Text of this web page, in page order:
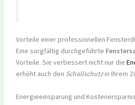
Vorteile einer professionellen
Eine sorgfältig durchgeführte
Vorteile. Sie verbessert nicht nur die
erhöht auch den Schallschutzin Ihrem
Energieeinsparung und Kostenersparnis